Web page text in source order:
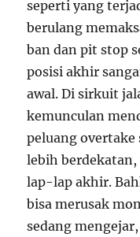
seperti yang
berulang
ban dan pit stop
posisi akhir
awal. Di sirkuit
kemunculan
peluang
lebih
lap-lap akhir.
bisa merusak
sedang